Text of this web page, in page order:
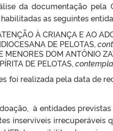
da documentação pela
as seguintes
À CRIANÇA E AO
DE PELOTAS,
MENORES DOM ANTÔNIO
DE PELOTAS,
foi realizada pela data de
à entidades
inservíveis